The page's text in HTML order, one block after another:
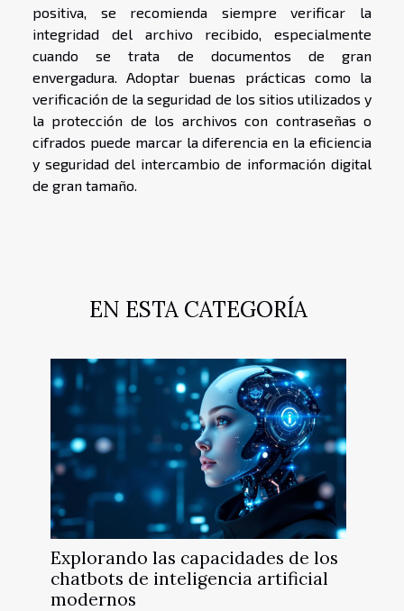
positiva, se recomienda siempre verificar la
integridad del archivo recibido, especialmente
cuando se trata de documentos de gran
envergadura. Adoptar buenas prácticas como la
verificación de la seguridad de los sitios utilizados y
la protección de los archivos con contraseñas o
cifrados puede marcar la diferencia en la eficiencia
y seguridad del intercambio de información digital
de gran tamaño.
EN ESTA CATEGORÍA
Explorando las capacidades de los
chatbots de inteligencia artificial
modernos